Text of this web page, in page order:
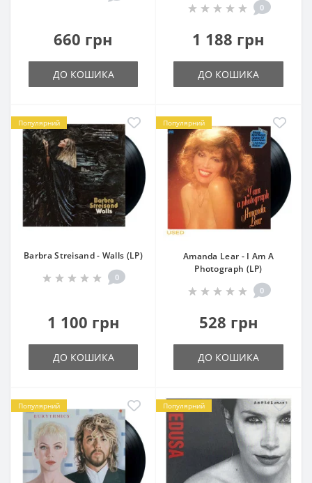
660 грн
ДО КОШИКА
0
1 188 грн
ДО КОШИКА
Популярний
Barbra Streisand - Walls (LP)
0
1 100 грн
ДО КОШИКА
Популярний
Amanda Lear - I Am A
Photograph (LP)
0
528 грн
ДО КОШИКА
Популярний Популярний